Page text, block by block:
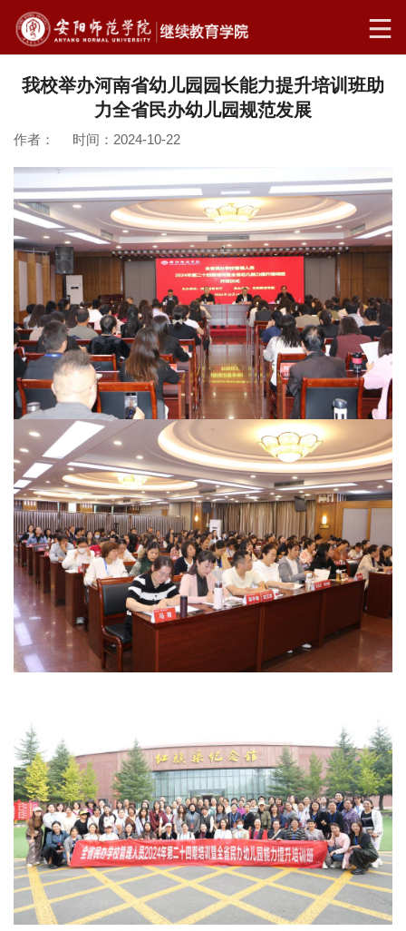
我校举办河南省幼儿园园长能力提升培训班助
力全省民办幼儿园规范发展
作者： 时间：2024-10-22